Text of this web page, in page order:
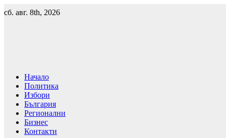
Skip
to
сб. авг. 8th, 2026
Начало
Политика
Избори
България
Регионални
Бизнес
Контакти